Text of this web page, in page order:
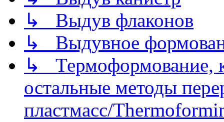
↳ Выдув флаконов
↳ Выдувное
↳ Термоформование,
остальные методы
пластмасс/